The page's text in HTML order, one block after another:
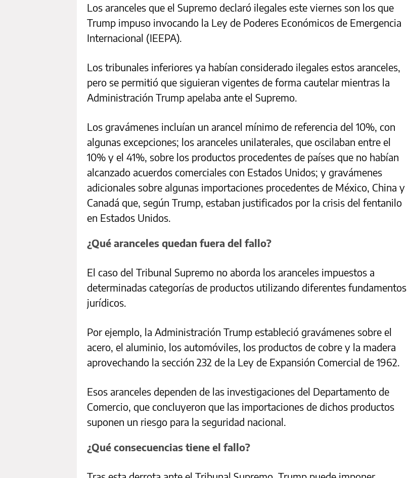
Los aranceles que el Supremo declaró ilegales este viernes son los que
Trump impuso invocando la Ley de Poderes Económicos de Emergencia
Internacional (IEEPA).
Los tribunales inferiores ya habían considerado ilegales estos aranceles,
pero se permitió que siguieran vigentes de forma cautelar mientras la
Administración Trump apelaba ante el Supremo.
Los gravámenes incluían un arancel mínimo de referencia del 10%, con
algunas excepciones; los aranceles unilaterales, que oscilaban entre el
10% y el 41%, sobre los productos procedentes de países que no habían
alcanzado acuerdos comerciales con Estados Unidos; y gravámenes
adicionales sobre algunas importaciones procedentes de México, China y
Canadá que, según Trump, estaban justificados por la crisis del fentanilo
en Estados Unidos.
¿Qué aranceles quedan fuera del fallo?
El caso del Tribunal Supremo no aborda los aranceles impuestos a
determinadas categorías de productos utilizando diferentes fundamentos
jurídicos.
Por ejemplo, la Administración Trump estableció gravámenes sobre el
acero, el aluminio, los automóviles, los productos de cobre y la madera
aprovechando la sección 232 de la Ley de Expansión Comercial de 1962.
Esos aranceles dependen de las investigaciones del Departamento de
Comercio, que concluyeron que las importaciones de dichos productos
suponen un riesgo para la seguridad nacional.
¿Qué consecuencias tiene el fallo?